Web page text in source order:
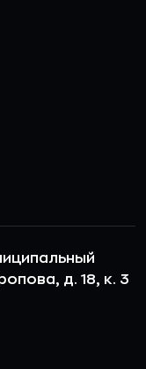
д. 18, к. 3